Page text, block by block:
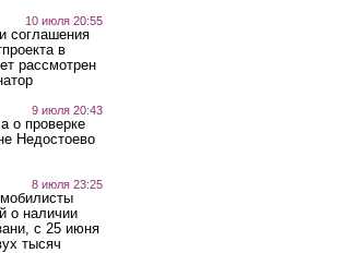
10 июля 20:55
соглашения
в
рассмотрен
9 июля 20:43
о проверке
Недостоево
8 июля 23:25
о наличии
с 25 июня
тысяч